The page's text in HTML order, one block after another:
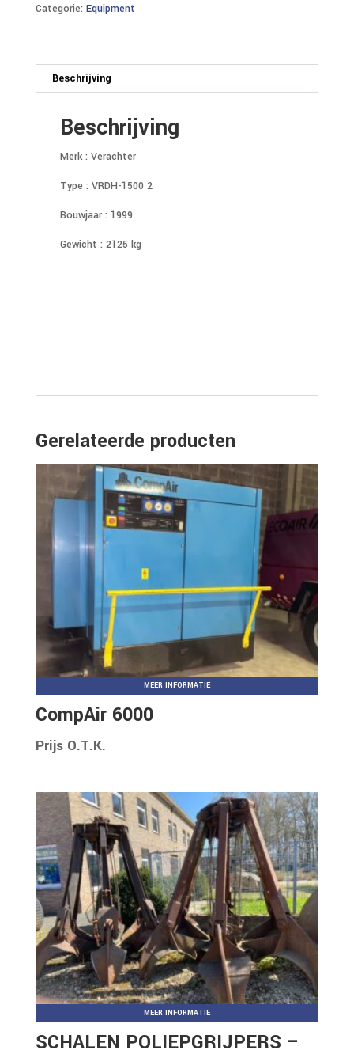
Categorie: Equipment
Beschrijving
Beschrijving
Merk : Verachter
Type : VRDH-1500 2
Bouwjaar : 1999
Gewicht : 2125 kg
Gerelateerde producten
MEER INFORMATIE
CompAir 6000
Prijs O.T.K.
MEER INFORMATIE
SCHALEN POLIEPGRIJPERS –